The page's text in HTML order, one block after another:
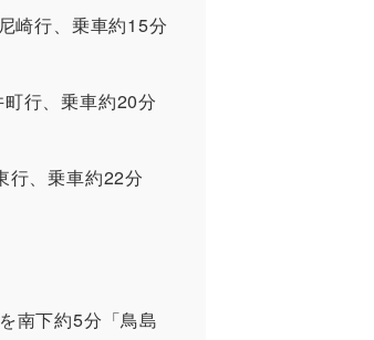
崎行、乗車約15分
行、乗車約20分
行、乗車約22分
南下約5分「鳥島